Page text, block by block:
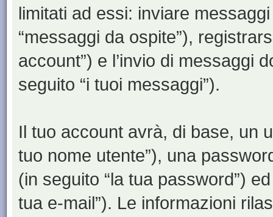
limitati ad essi: inviare
“messaggi da ospite”),
account”) e l’invio di messaggi
seguito “i tuoi messaggi”).
Il tuo account avrà, di base, un
tuo nome utente”), una
(in seguito “la tua password”)
tua e-mail”). Le informazioni